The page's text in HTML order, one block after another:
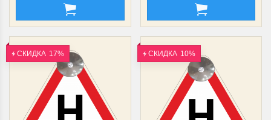
СКИДКА 17% СКИДКА 10%